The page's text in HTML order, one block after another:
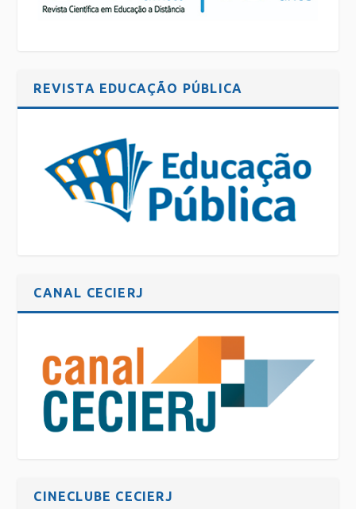
REVISTA EDUCAÇÃO PÚBLICA
CANAL CECIERJ
CINECLUBE CECIERJ